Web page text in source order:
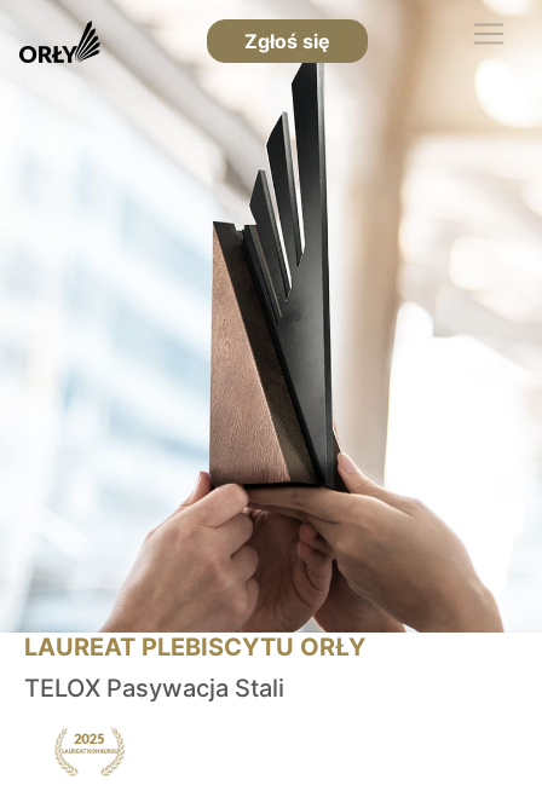
Zgłoś się
LAUREAT PLEBISCYTU ORŁY
TELOX Pasywacja Stali